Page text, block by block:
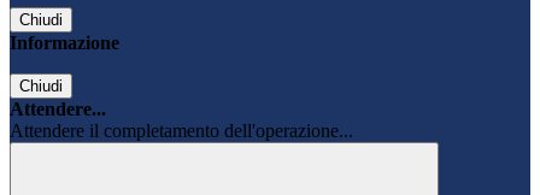
Chiudi
Informazione
Chiudi
Attendere...
Attendere il completamento dell'operazione...